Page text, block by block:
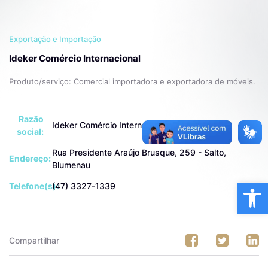
Exportação e Importação
Ideker Comércio Internacional
Produto/serviço: Comercial importadora e exportadora de móveis.
Razão
social:
Ideker Comércio Internacional Ltda
Endereço:
Rua Presidente Araújo Brusque, 259 - Salto,
Blumenau
Telefone(s):(47) 3327-1339
Compartilhar